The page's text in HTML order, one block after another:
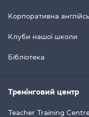
Корпоративна
Клуби нашої школи
Бібліотека
Тренінговий центр
Teacher Training